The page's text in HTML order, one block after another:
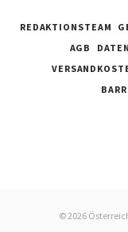
REDAKTIONSTEAM
AGB
© 2026